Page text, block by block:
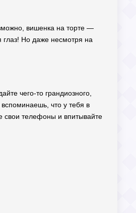
вишенка на торте —
глаз! Но даже несмотря на
чего-то грандиозного,
что у тебя в
свои телефоны и впитывайте